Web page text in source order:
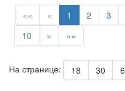
«« « 1 2 3
10
» »»
На странице: 18 30